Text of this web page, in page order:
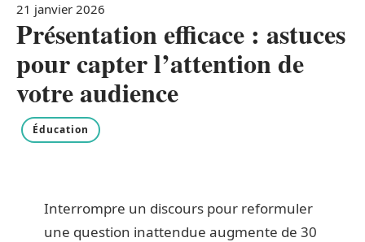
21 janvier 2026
Présentation efficace : astuces
pour capter l’attention de
votre audience
Éducation
Interrompre un discours pour reformuler
une question inattendue augmente de 30